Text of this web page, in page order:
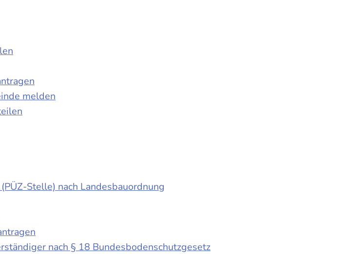
melden
Stelle) nach Landesbauordnung
nach § 18 Bundesbodenschutzgesetz